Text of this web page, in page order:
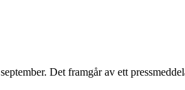
Det framgår av ett